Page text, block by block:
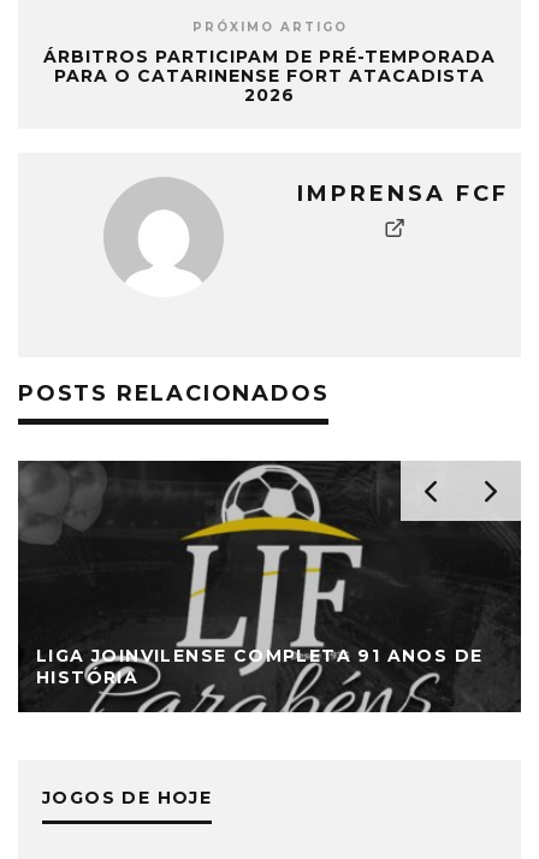
PRÓXIMO ARTIGO
ÁRBITROS PARTICIPAM DE PRÉ-TEMPORADA
PARA O CATARINENSE FORT ATACADISTA
2026
IMPRENSA FCF
POSTS RELACIONADOS
LIGA JOINVILENSE COMPLETA 91 ANOS DE
HISTÓRIA
JOGOS DE HOJE